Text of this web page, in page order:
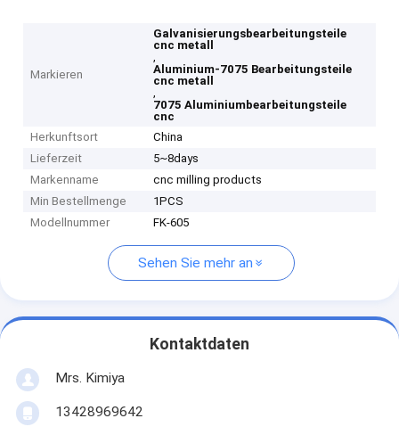
Markieren
Galvanisierungsbearbeitungsteile
cnc metall
,
Aluminium-7075 Bearbeitungsteile
cnc metall
,
7075 Aluminiumbearbeitungsteile
cnc
Herkunftsort
China
Lieferzeit
5~8days
Markenname
cnc milling products
Min Bestellmenge
1PCS
Modellnummer
FK-605
Sehen Sie mehr an
Kontaktdaten
Mrs. Kimiya
13428969642